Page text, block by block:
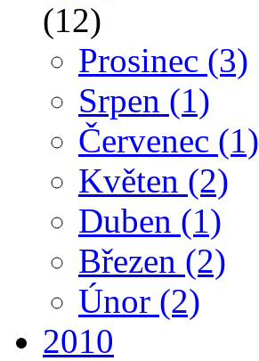
(12)
Prosinec (3)
Srpen (1)
Červenec (1)
Květen (2)
Duben (1)
Březen (2)
Únor (2)
2010